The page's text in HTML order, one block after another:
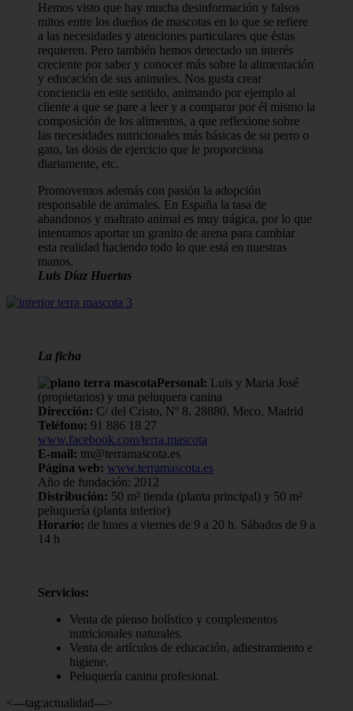
Hemos visto que hay mucha desinformación y falsos
mitos entre los dueños de mascotas en lo que se refiere
a las necesidades y atenciones particulares que éstas
requieren. Pero también hemos detectado un interés
creciente por saber y conocer más sobre la alimentación
y educación de sus animales. Nos gusta crear
conciencia en este sentido, animando por ejemplo al
cliente a que se pare a leer y a comparar por él mismo la
composición de los alimentos, a que reflexione sobre
las necesidades nutricionales más básicas de su perro o
gato, las dosis de ejercicio que le proporciona
diariamente, etc.
Promovemos además con pasión la adopción
responsable de animales. En España la tasa de
abandonos y maltrato animal es muy trágica, por lo que
intentamos aportar un granito de arena para cambiar
esta realidad haciendo todo lo que está en nuestras
manos.
Luis Díaz Huertas
La ficha
Personal: Luis y Maria José
(propietarios) y una peluquera canina
Dirección: C/ del Cristo, Nº 8, 28880, Meco, Madrid
Teléfono: 91 886 18 27
www.facebook.com/terra.mascota
E-mail: tm@terramascota.es
Página web: www.terramascota.es
Año de fundación: 2012
Distribución: 50 m² tienda (planta principal) y 50 m²
peluquería (planta inferior)
Horario: de lunes a viernes de 9 a 20 h. Sábados de 9 a
14 h
Servicios:
Venta de pienso holístico y complementos
nutricionales naturales.
Venta de artículos de educación, adiestramiento e
higiene.
Peluquería canina profesional.
<---tag:actualidad--->